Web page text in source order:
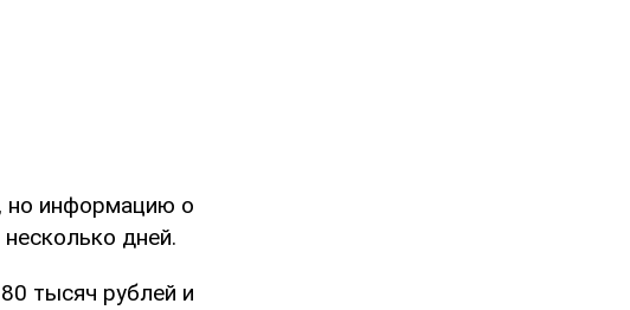
но информацию о
дней.
тысяч рублей и